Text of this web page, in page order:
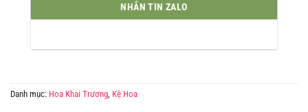
NHẮN TIN ZALO
Danh mục: Hoa Khai Trương, Kệ Hoa